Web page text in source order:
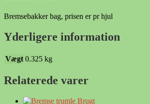
Bremsebakker bag, prisen er pr hjul
Yderligere information
Vægt 0.325 kg
Relaterede varer